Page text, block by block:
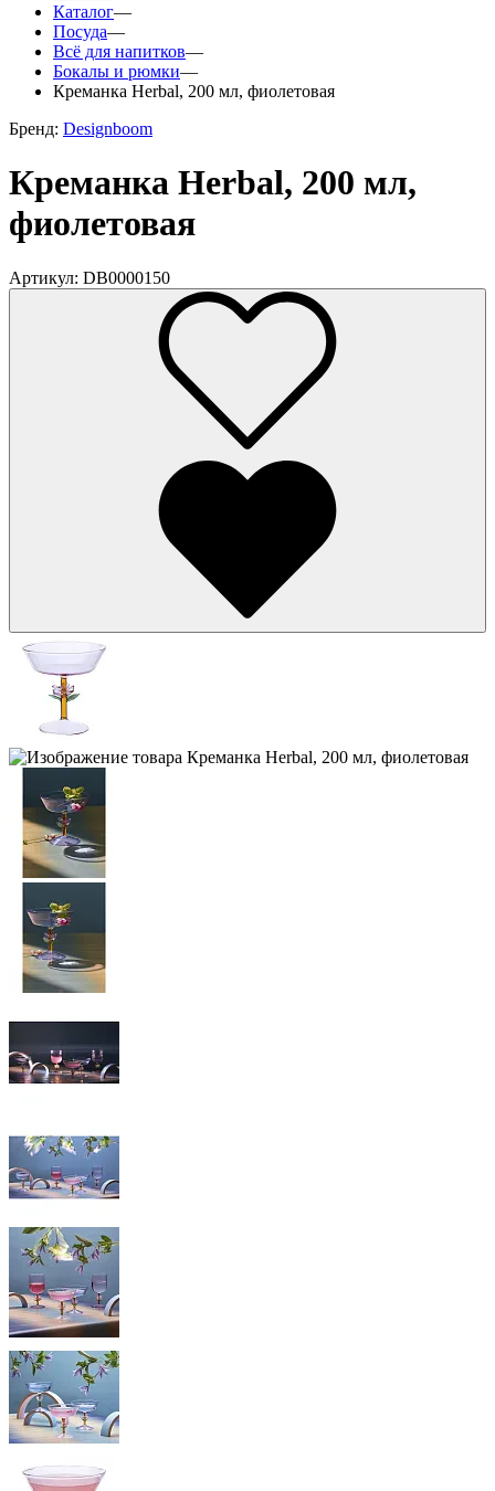
Каталог—
Посуда—
Всё для напитков—
Бокалы и рюмки—
Креманка Herbal, 200 мл, фиолетовая
Бренд: Designboom
Креманка Herbal, 200 мл,
фиолетовая
Артикул: DB0000150